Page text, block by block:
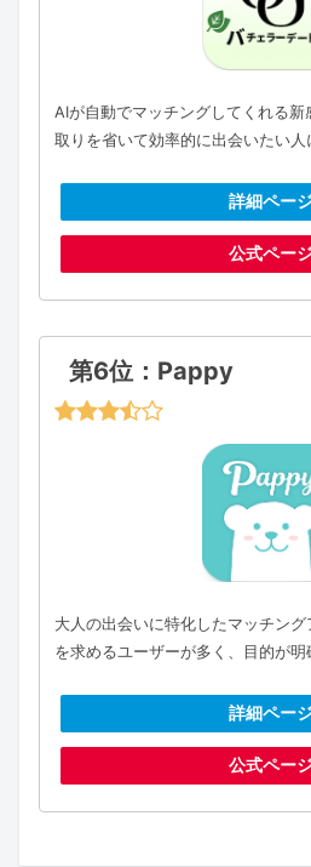
AIが自動でマッチングしてくれる新
取りを省いて効率的に出会いたい人
詳細ペー
公式ペー
第6位：Pappy
大人の出会いに特化したマッチン
を求めるユーザーが多く、目的が明
詳細ペー
公式ペー